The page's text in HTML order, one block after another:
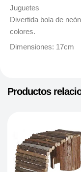
Juguetes
Divertida bola de
colores.
Dimensiones: 17cm
Productos